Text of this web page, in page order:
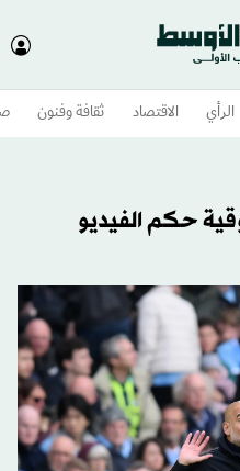
الرأي الاقتصاد ثقافة وفنون
حكم الفيديو